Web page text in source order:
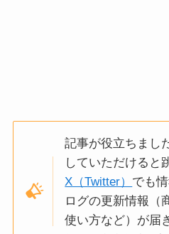
記事が役立ちまし
していただけると
X（Twitter） でも
ログの更新情報（
使い方など）が届